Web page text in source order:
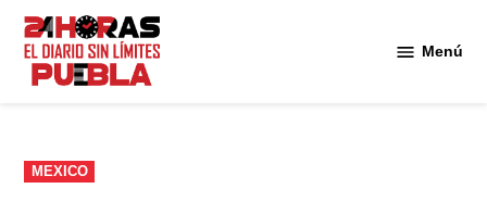
Saltar
contenido
Menú
PUBLICADO
EN
MEXICO